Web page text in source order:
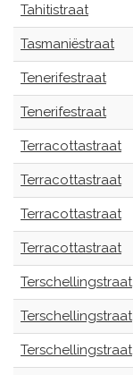
Tahitistraat
Tasmaniëstraat
Tenerifestraat
Tenerifestraat
Terracottastraat
Terracottastraat
Terracottastraat
Terracottastraat
Terschellingstraat
Terschellingstraat
Terschellingstraat